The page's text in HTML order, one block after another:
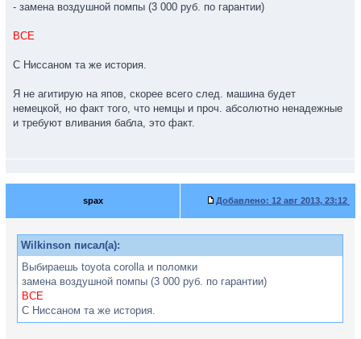
- замена воздушной помпы (3 000 руб. по гарантии)
ВСЕ
С Ниссаном та же история.
Я не агитирую на япов, скорее всего след. машина будет
немецкой, но факт того, что немцы и проч. абсолютно ненадежные
и требуют вливания бабла, это факт.
spax Добавлено: 12 авг 2013, 23:12
Wilkinson писал(а):
Выбираешь toyota corolla и поломки
замена воздушной помпы (3 000 руб. по гарантии)
ВСЕ
С Ниссаном та же история.